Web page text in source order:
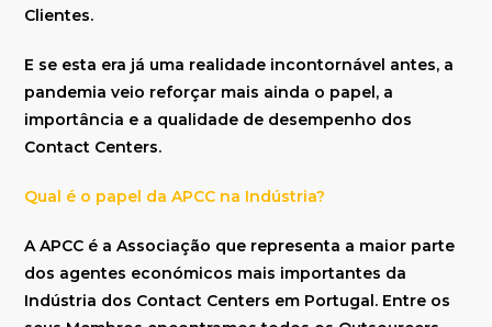
Clientes.
E se esta era já uma realidade incontornável antes, a
pandemia veio reforçar mais ainda o papel, a
importância e a qualidade de desempenho dos
Contact Centers.
Qual é o papel da APCC na Indústria?
A APCC é a Associação que representa a maior parte
dos agentes económicos mais importantes da
Indústria dos Contact Centers em Portugal. Entre os